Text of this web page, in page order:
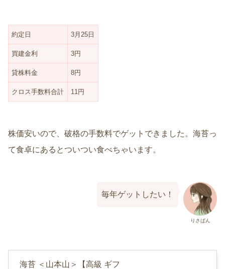
約定日 3月25日
買建金利 3円
貸株料金 8円
クロス手数料合計 11円
株価安いので、破格の手数料でゲットできました。海苔っ
て食卓にあるとついつい食べちゃいます。
りさぱん
毎年ゲットしたい！
海苔 ＜山本山＞【高級 ギフ